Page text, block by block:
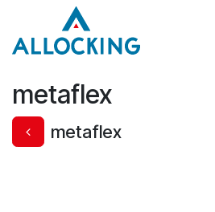
Overslaan naar inhoud
metaflex
metaflex